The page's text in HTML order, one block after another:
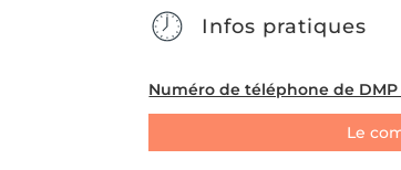
Infos pratiques
Numéro de téléphone de
Le